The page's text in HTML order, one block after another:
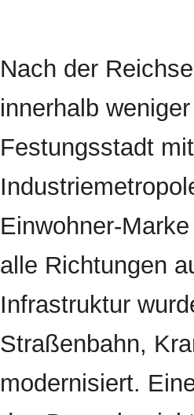
Nach der
innerhalb
Festungsstadt
Einwohner-
alle Richtungen
Infrastruktur
Straßenbahn,
modernisiert.